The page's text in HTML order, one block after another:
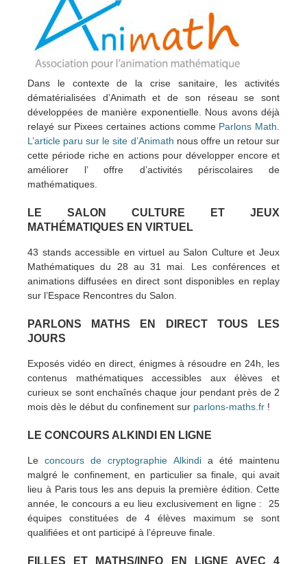
Dans le contexte de la crise sanitaire, les activités
dématérialisées d’Animath et de son réseau se sont
développées de manière exponentielle. Nous avons déjà
relayé sur Pixees certaines actions comme Parlons Math
L’article paru sur le site d’Animath nous offre un retour sur
cette période riche en actions pour développer encore et
améliorer l’ offre d’activités périscolaires de
mathématiques.
LE SALON CULTURE ET JEUX
MATHÉMATIQUES EN VIRTUEL
43 stands accessible en virtuel au Salon Culture et Jeux
Mathématiques du 28 au 31 mai. Les conférences et
animations diffusées en direct sont disponibles en replay
sur l’Espace Rencontres du Salon.
PARLONS MATHS EN DIRECT TOUS LES
JOURS
Exposés vidéo en direct, énigmes à résoudre en 24h, les
contenus mathématiques accessibles aux élèves et
curieux se sont enchaînés chaque jour pendant près de 2
mois dès le début du confinement sur parlons-maths.fr !
LE CONCOURS ALKINDI EN LIGNE
Leconcours de cryptographie Alkindia été maintenu
malgré le confinement, en particulier sa finale, qui avait
lieu à Paris tous les ans depuis la première édition. Cette
année, le concours a eu lieu exclusivement en ligne : 25
équipes constituées de 4 élèves maximum se sont
qualifiées et ont participé à l’épreuve finale.
FILLES ET MATHS/INFO EN LIGNE AVEC 4